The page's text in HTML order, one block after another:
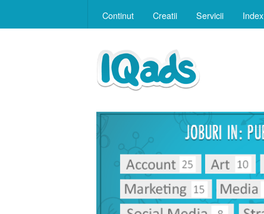
Continut Creatii Servicii Index